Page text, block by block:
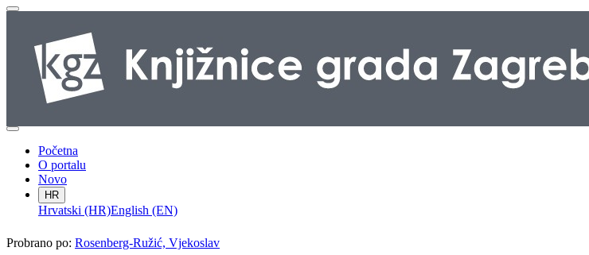
Početna
O portalu
Novo
HR
Hrvatski (HR)English (EN)
Probrano po: Rosenberg-Ružić, Vjekoslav